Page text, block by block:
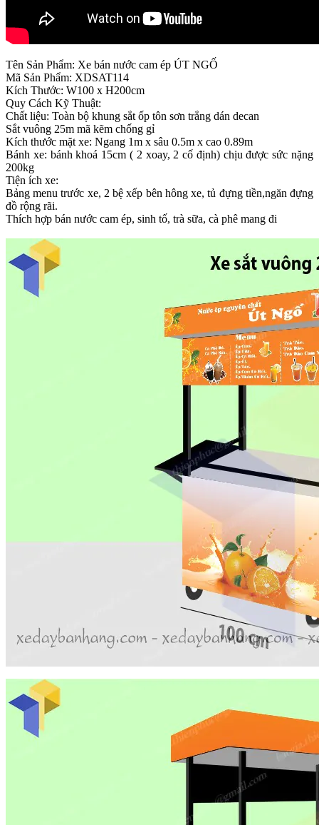
Tên Sản Phẩm: Xe bán nước cam ép ÚT NGỐ
Mã Sản Phẩm: XDSAT114
Kích Thước: W100 x H200cm
Quy Cách Kỹ Thuật:
Chất liệu: Toàn bộ khung sắt ốp tôn sơn trắng dán decan
Sắt vuông 25m mã kẽm chống gỉ
Kích thước mặt xe: Ngang 1m x sâu 0.5m x cao 0.89m
Bánh xe: bánh khoá 15cm ( 2 xoay, 2 cố định) chịu được sức nặng
200kg
Tiện ích xe:
Bảng menu trước xe, 2 bệ xếp bên hông xe, tủ đựng tiền,ngăn đựng
đồ rộng rãi.
Thích hợp bán nước cam ép, sinh tố, trà sữa, cà phê mang đi